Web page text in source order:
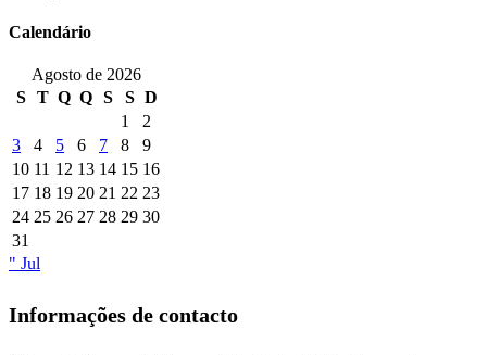
Calendário
Agosto de 2026
S
T Q Q S S D
1
2
3
4 5 6 7 8
9
10 11 12 13 14 15 16
17 18 19 20 21 22 23
24 25 26 27 28 29 30
31
" Jul
Informações de contacto